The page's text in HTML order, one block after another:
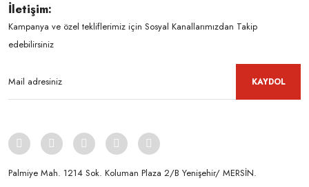
İletişim:
Kampanya ve özel tekliflerimiz için Sosyal Kanallarımızdan Takip
edebilirsiniz
KAYDOL
Palmiye Mah. 1214 Sok. Koluman Plaza 2/B Yenişehir/ MERSİN.ㅤㅤㅤㅤㅤㅤㅤㅤㅤㅤㅤㅤㅤㅤㅤㅤㅤㅤㅤㅤㅤㅤㅤㅤㅤㅤㅤㅤㅤㅤㅤㅤㅤㅤㅤ ㅤㅤㅤㅤㅤㅤㅤㅤㅤㅤ